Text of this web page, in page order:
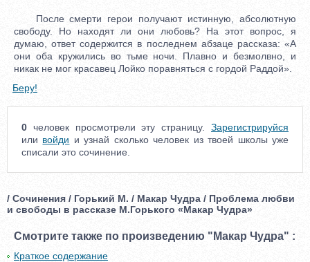
После смерти герои получают истинную, абсолютную
свободу. Но находят ли они любовь? На этот вопрос, я
думаю, ответ содержится в последнем абзаце рассказа: «А
они оба кружились во тьме ночи. Плавно и безмолвно, и
никак не мог красавец Лойко поравняться с гордой Раддой».
Беру!
0 человек просмотрели эту страницу. Зарегистрируйся
или войди и узнай сколько человек из твоей школы уже
списали это сочинение.
/ Сочинения / Горький М. / Макар Чудра / Проблема любви
и свободы в рассказе М.Горького «Макар Чудра»
Смотрите также по произведению "Макар Чудра" :
Краткое содержание